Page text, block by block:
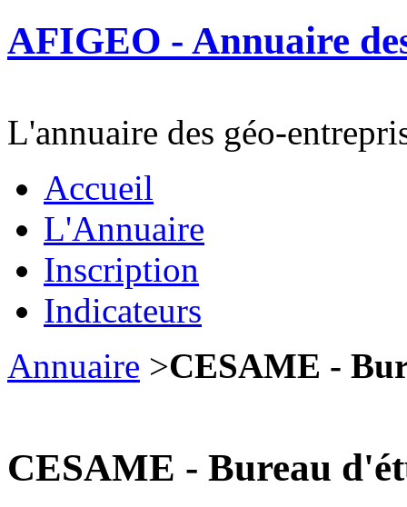
AFIGEO - Annuaire
L'annuaire des géo-
Accueil
L'Annuaire
Inscription
Indicateurs
Annuaire >CESAME -
CESAME - Bureau